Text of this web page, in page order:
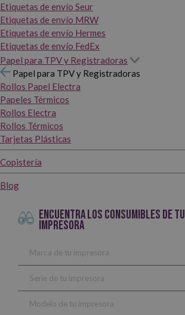
Etiquetas de envío Seur
Etiquetas de envío MRW
Etiquetas de envío Hermes
Etiquetas de envío FedEx
Papel para TPV y Registradoras
Papel para TPV y Registradoras
Rollos Papel Electra
Papeles Térmicos
Rollos Electra
Rollos Térmicos
Tarjetas Plásticas
Copistería
Blog
ENCUENTRA LOS CONSUMIBLES DE TU
IMPRESORA